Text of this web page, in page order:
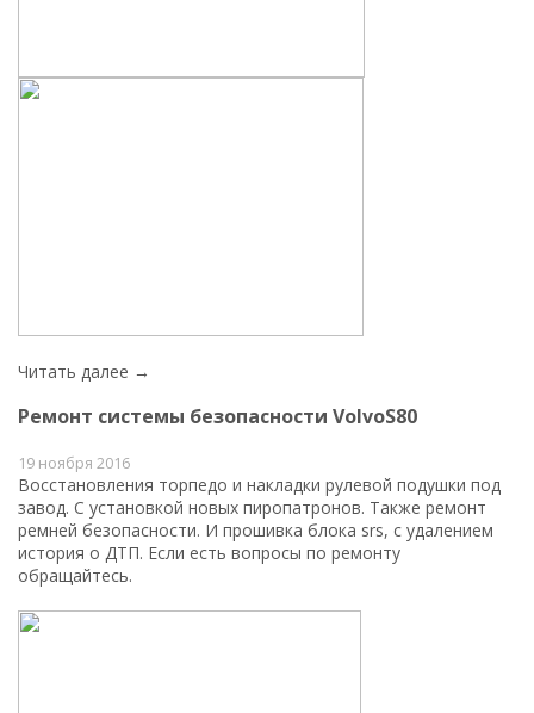
Читать далее →
Ремонт системы безопасности VolvoS80
19 ноября 2016
Восстановления торпедо и накладки рулевой подушки под
завод. С установкой новых пиропатронов. Также ремонт
ремней безопасности. И прошивка блока srs, с удалением
история о ДТП. Если есть вопросы по ремонту
обращайтесь.